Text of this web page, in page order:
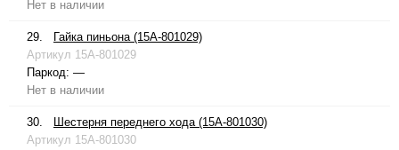
Нет в наличии
29.
Гайка пиньона (15A-801029)
Артикул 15A-801029
Паркод: —
Нет в наличии
30.
Шестерня переднего хода (15A-801030)
Артикул 15A-801030